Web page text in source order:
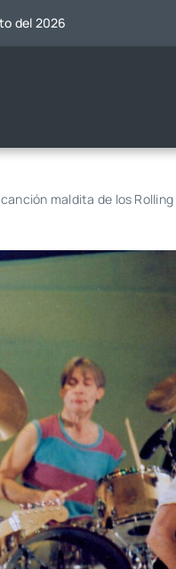
del 2026
maldita de los